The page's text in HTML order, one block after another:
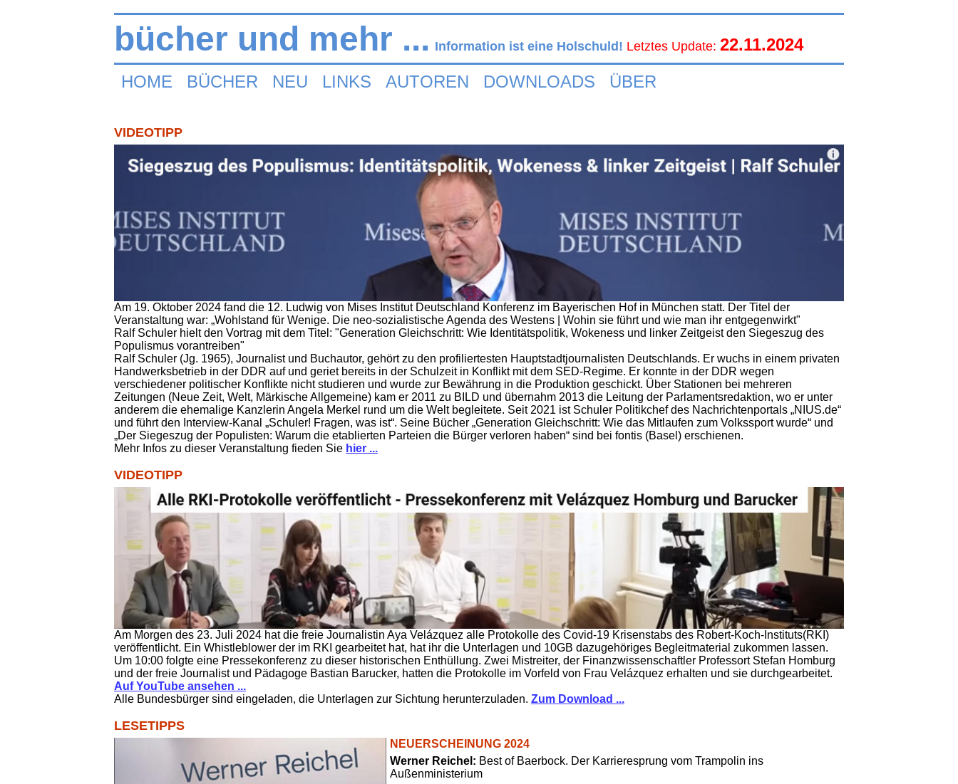
bücher und mehr ... Information ist eine Holschuld! Letztes Update: 22.11.2024
HOME
BÜCHER NEU LINKS AUTOREN DOWNLOADS ÜBER
VIDEOTIPP
Am 19. Oktober 2024 fand die 12. Ludwig von Mises Institut Deutschland Konferenz im Bayerischen Hof in München statt. Der Titel der
Veranstaltung war: „Wohlstand für Wenige. Die neo-sozialistische Agenda des Westens | Wohin sie führt und wie man ihr entgegenwirkt"
Ralf Schuler hielt den Vortrag mit dem Titel: "Generation Gleichschritt: Wie Identitätspolitik, Wokeness und linker Zeitgeist den Siegeszug des
Populismus vorantreiben"
Ralf Schuler (Jg. 1965), Journalist und Buchautor, gehört zu den profiliertesten Hauptstadtjournalisten Deutschlands. Er wuchs in einem privaten
Handwerksbetrieb in der DDR auf und geriet bereits in der Schulzeit in Konflikt mit dem SED-Regime. Er konnte in der DDR wegen
verschiedener politischer Konflikte nicht studieren und wurde zur Bewährung in die Produktion geschickt. Über Stationen bei mehreren
Zeitungen (Neue Zeit, Welt, Märkische Allgemeine) kam er 2011 zu BILD und übernahm 2013 die Leitung der Parlamentsredaktion, wo er unter
anderem die ehemalige Kanzlerin Angela Merkel rund um die Welt begleitete. Seit 2021 ist Schuler Politikchef des Nachrichtenportals „NIUS.de“
und führt den Interview-Kanal „Schuler! Fragen, was ist“. Seine Bücher „Generation Gleichschritt: Wie das Mitlaufen zum Volkssport wurde“ und
„Der Siegeszug der Populisten: Warum die etablierten Parteien die Bürger verloren haben“ sind bei fontis (Basel) erschienen.
Mehr Infos zu dieser Veranstaltung fieden Sie hier ...
VIDEOTIPP
Am Morgen des 23. Juli 2024 hat die freie Journalistin Aya Velázquez alle Protokolle des Covid-19 Krisenstabs des Robert-Koch-Instituts(RKI)
veröffentlicht. Ein Whistleblower der im RKI gearbeitet hat, hat ihr die Unterlagen und 10GB dazugehöriges Begleitmaterial zukommen lassen.
Um 10:00 folgte eine Pressekonferenz zu dieser historischen Enthüllung. Zwei Mistreiter, der Finanzwissenschaftler Professort Stefan Homburg
und der freie Journalist und Pädagoge Bastian Barucker, hatten die Protokolle im Vorfeld von Frau Velázquez erhalten und sie durchgearbeitet.
Auf YouTube ansehen ...
Alle Bundesbürger sind eingeladen, die Unterlagen zur Sichtung herunterzuladen. Zum Download ...
LESETIPPS
NEUERSCHEINUNG 2024
Werner Reichel: Best of Baerbock. Der Karrieresprung vom Trampolin ins
Außenministerium